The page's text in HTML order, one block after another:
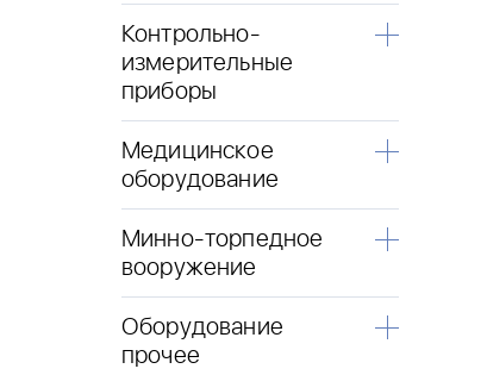
Контрольно-
измерительные
приборы
Медицинское
оборудование
Минно-торпедное
вооружение
Оборудование
прочее